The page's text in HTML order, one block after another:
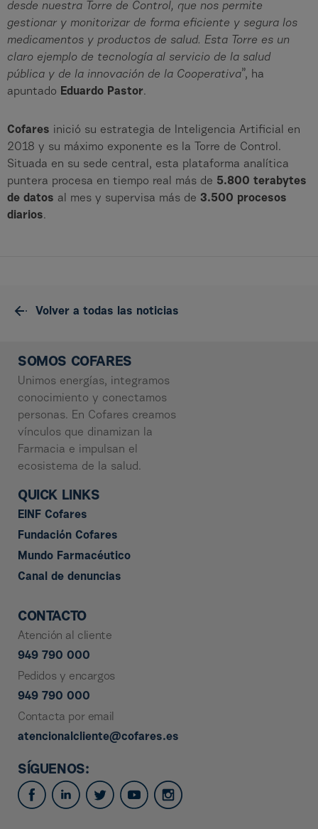
desde nuestra Torre de Control, que nos permite
gestionar y monitorizar de forma eficiente y segura los
medicamentos y productos de salud. Esta Torre es un
claro ejemplo de tecnología al servicio de la salud
pública y de la innovación de la Cooperativa”, ha
apuntado Eduardo Pastor.
Cofares inició su estrategia de Inteligencia Artificial en
2018 y su máximo exponente es la Torre de Control.
Situada en su sede central, esta plataforma analítica
puntera procesa en tiempo real más de 5.800 terabytes
de datos al mes y supervisa más de 3.500 procesos
diarios.
Volver a todas las noticias
SOMOS COFARES
Unimos energías, integramos
conocimiento y conectamos
personas. En Cofares creamos
vínculos que dinamizan la
Farmacia e impulsan el
ecosistema de la salud.
QUICK LINKS
EINF Cofares
Fundación Cofares
Mundo Farmacéutico
Canal de denuncias
CONTACTO
Atención al cliente
949 790 000
Pedidos y encargos
949 790 000
Contacta por email
atencionalcliente@cofares.es
SÍGUENOS: